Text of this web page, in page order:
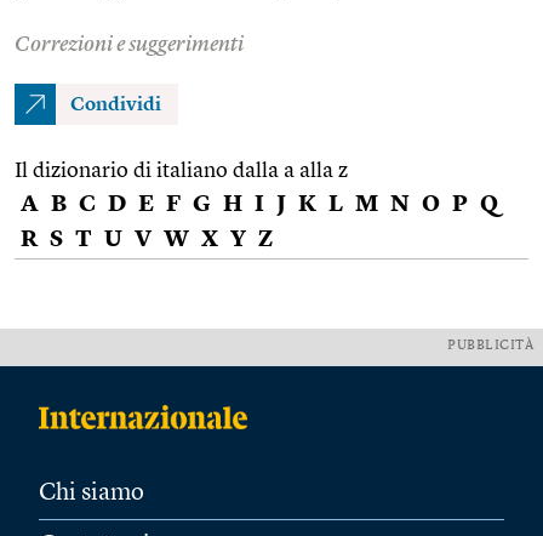
Correzioni e suggerimenti
Condividi
Il dizionario di italiano dalla a alla z
A B C D E F G H I J K L M N O P Q
R S T U V W X Y Z
PUBBLICITÀ
Chi siamo